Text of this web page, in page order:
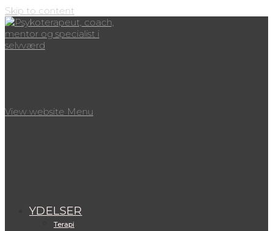
Skip to content
View website Menu
YDELSER
Terapi